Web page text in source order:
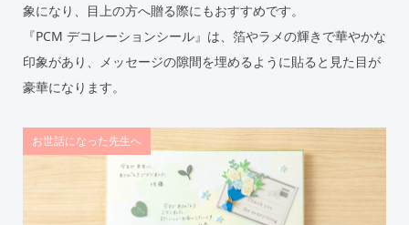
象になり、目上の方へ贈る際にもおすすめです。
『PCM デコレーションシール』は、箔やラメの輝きで華やかな
印象があり、メッセージの隙間を埋めるように貼ると見た目が
豪華になります。
お世話になった先生へ